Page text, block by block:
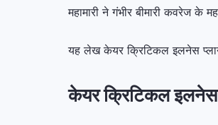
महामारी ने गंभीर बीमारी कवरेज के
यह लेख केयर क्रिटिकल इलनेस
केयर क्रिटिकल इलनेस